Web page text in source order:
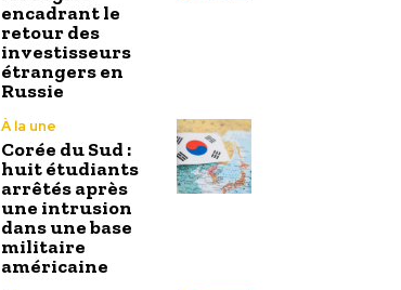
encadrant le
retour des
investisseurs
étrangers en
Russie
À la une
Corée du Sud :
huit étudiants
arrêtés après
une intrusion
dans une base
militaire
américaine